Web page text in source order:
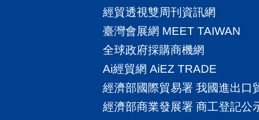
經貿透視雙周刊資訊網
臺灣會展網 MEET TAIWAN
全球政府採購商機網
Ai經貿網 AiEZ TRADE
經濟部國際貿易署 我國進出口
經濟部商業發展署 商工登記公